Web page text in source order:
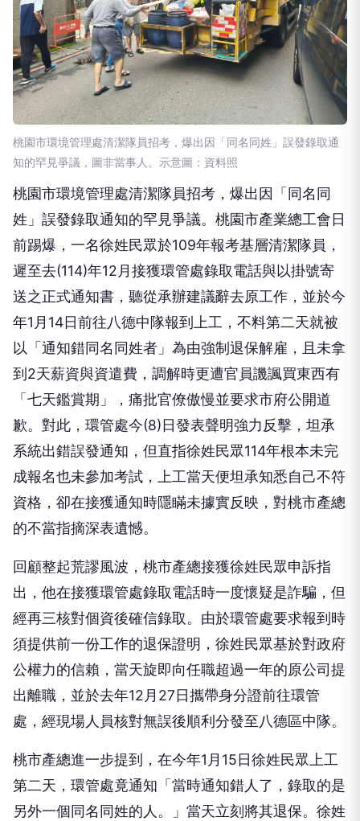
桃園市環境管理處清潔隊員招考，爆出因「同名同姓」誤發錄取通
知的罕見爭議，圖非當事人。示意圖：資料照
桃園市環境管理處清潔隊員招考，爆出因「同名同
姓」誤發錄取通知的罕見爭議。桃園市產業總工會日
前踢爆，一名徐姓民眾於109年報考基層清潔隊員，
遲至去(114)年12月接獲環管處錄取電話與以掛號寄
送之正式通知書，聽從承辦建議辭去原工作，並於今
年1月14日前往八德中隊報到上工，不料第二天就被
以「通知錯同名同姓者」為由強制退保解雇，且未拿
到2天薪資與資遣費，調解時更遭官員譏諷買東西有
「七天鑑賞期」，痛批官僚傲慢並要求市府公開道
歉。對此，環管處今(8)日發表聲明強力反擊，坦承
系統出錯誤發通知，但直指徐姓民眾114年根本未完
成報名也未參加考試，上工當天便坦承知悉自己不符
資格，卻在接獲通知時隱瞞未據實反映，對桃市產總
的不當指摘深表遺憾。
回顧整起荒謬風波，桃市產總接獲徐姓民眾申訴指
出，他在接獲環管處錄取電話時一度懷疑是詐騙，但
經再三核對個資後確信錄取。由於環管處要求報到時
須提供前一份工作的退保證明，徐姓民眾基於對政府
公權力的信賴，當天旋即向任職超過一年的原公司提
出離職，並於去年12月27日攜帶身分證前往環管
處，經現場人員核對無誤後順利分發至八德區中隊。
桃市產總進一步提到，在今年1月15日徐姓民眾上工
第二天，環管處竟通知「當時通知錯人了，錄取的是
另外一個同名同姓的人。」當天立刻將其退保。徐姓